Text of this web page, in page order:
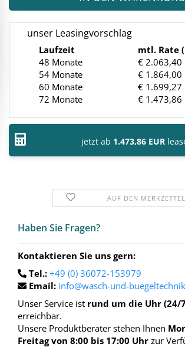
unser Leasingvorschlag
Laufzeit
mtl. Rate
48 Monate
€ 2.063,40
54 Monate
€ 1.864,00
60 Monate
€ 1.699,27
72 Monate
€ 1.473,86
jetzt ab 1.473,86 EUR
AUF DEN MERKZETTEL
Haben Sie Fra­gen?
Kontaktieren Sie uns gern:
Tel.: +49 (0) 36072-153979
Email: info@wasch-und-
Unser Service ist rund um die Uhr (24/
erreichbar.
Unsere Produktberater stehen Ihnen
Freitag von 8:00 bis 17:00 Uhr zur